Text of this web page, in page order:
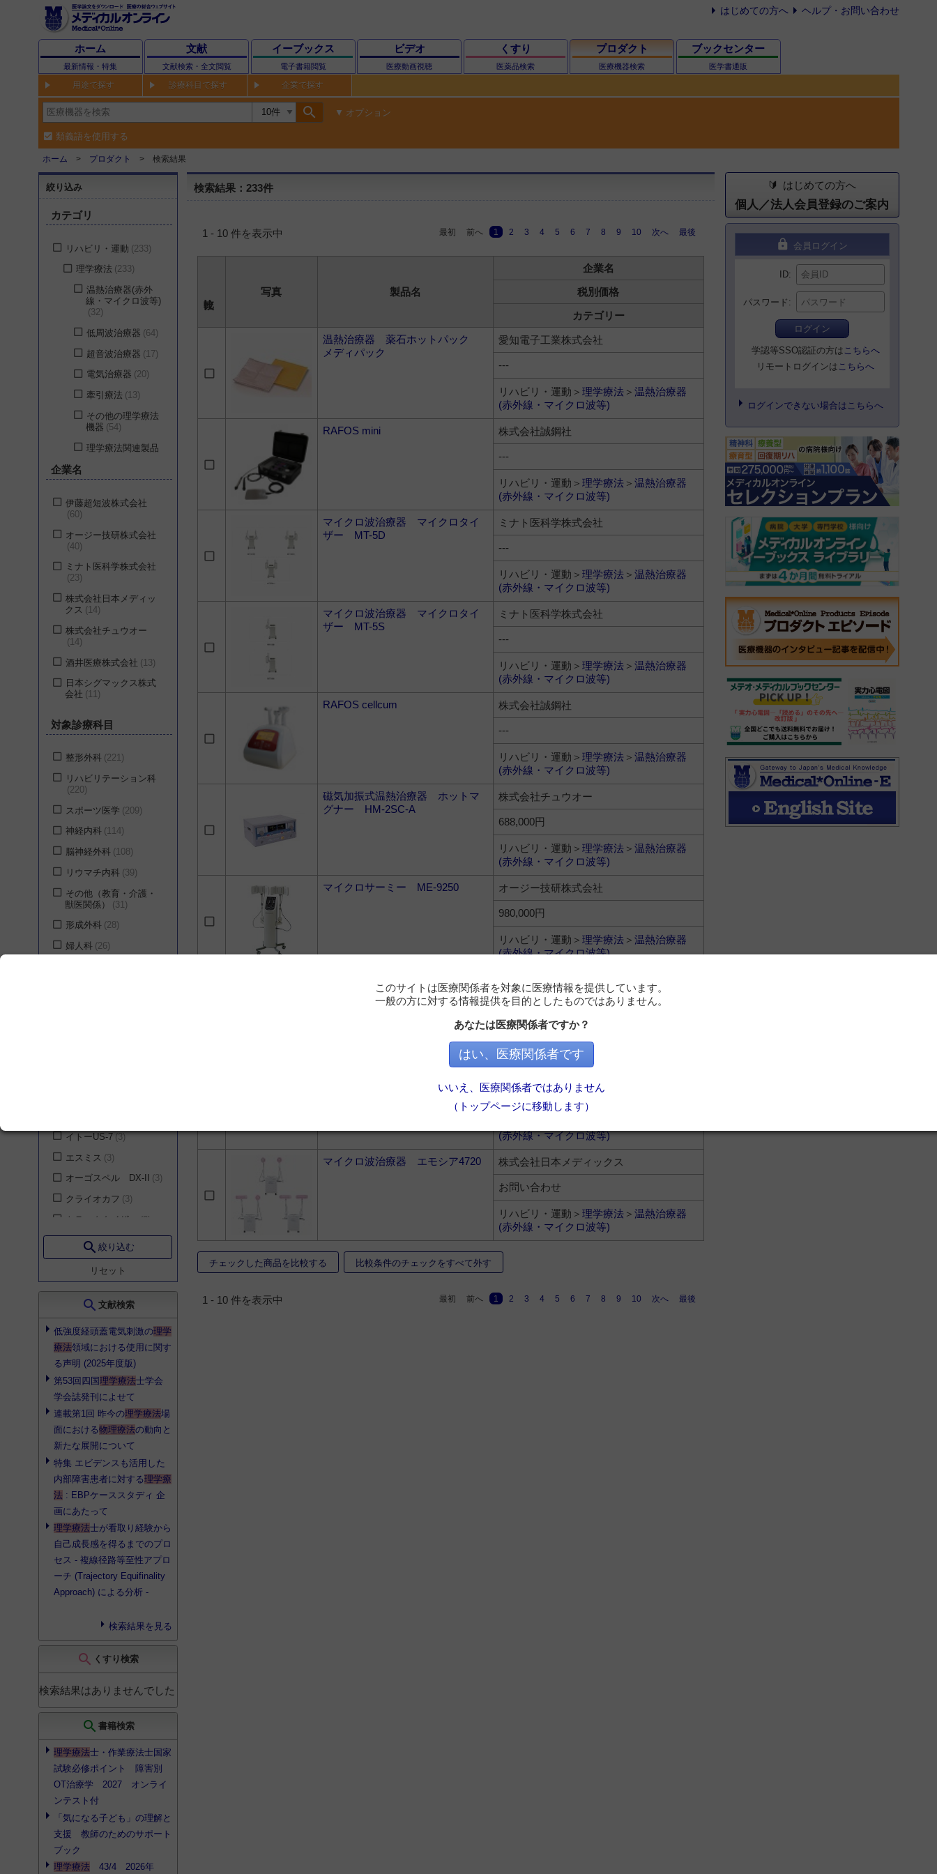
はじめての方へ ヘルプ・お問い合わせ
ホーム
最新情報・特集
文献
文献検索・全文閲覧
イーブックス
電子書籍閲覧
ビデオ
医療動画視聴
くすり
医薬品検索
プロダクト
医療機器検索
ブックセンター
医学書通販
用途で探す 診療科目で探す 企業で探す
search オプション
類義語を使用する
ホーム プロダクト 検索結果
絞り込み
カテゴリ
リハビリ・運動 233
理学療法 233
温熱治療器(赤外
線・マイクロ波等)
32
低周波治療器 64
超音波治療器 17
電気治療器 20
牽引療法 13
その他の理学療法
機器 54
理学療法関連製品
企業名
伊藤超短波株式会社
60
オージー技研株式会社
40
ミナト医科学株式会社
23
株式会社日本メディッ
クス
14
株式会社チュウオー
14
酒井医療株式会社 13
日本シグマックス株式
会社 11
究所 11
11
CYBERDYNE株式会社
5
旭化成ゾールメディカ
4
インデックス有限会社
3
株式会社誠鋼社
株式会社ホーマーイオ
株式会社トラスト化学
トロニック株式会社 1
ウェルコム株式会社
1
株式会社エスケーエレ
クトロニクス
株式会社
株式会社富士メディカ
ルサービス 1
キュテラ株式会社 1
オオサキメディカル株
式会社
1
対象診療科目
整形外科 221
リハビリテーション科
220
スポーツ医学 209
神経内科 114
脳神経外科 108
リウマチ内科 39
その他（教育・介護・
獣医関係）
31
形成外科 28
婦人科 26
呼吸器内科
19
泌尿器科 19
消化器内科
15
腎臓・内分泌・代謝内
科
15
血液内科 15
小児科 15
精神・神経科 15
皮膚科 14
乳腺・内分泌外科 12
漢方医学
心臓血管外科 7
耳鼻咽喉科 7
歯科・口腔外科
消化器外科 6
呼吸器外科 5
小児外科 5
気管食道科
麻酔科
5
心療内科 4
眼科 4
イトーUS-7 3
エスミス
3
オーゴスペル DX-II
3
クライオカフ 3
トラックタイザー
3
ホットマグナー
AT-mini Personal 2
Cat-belly 2
MASTERPULS 2
アイビス 2
イトーUS-
101L/103S 2
ウィモトン
2
エスカレスト 2
エモシア 2
オルソトラック
2
オージオトロン 2
カイネタイザー
2
ジェントルスティム
セダンテ 2
ハイドロタイザー 2
ハイドロパッカー
バイサタイザー 2
フィジアス 2
フィジオパックウォー
ペイントップラー
ホットバイオ
マイクロウェルダー 2
マイクロサーミー
マイクロタイザー 2
モバイルバイオ
ラセディア
2
低周波治療器 AT 2
search 絞り込む
リセット
search 文献検索
低強度経頭蓋電気刺激の理学
療法領域における使用に関す
る声明 (2025年度版)
第53回四国理学療法士学会
学会誌発刊によせて
連載第1回 昨今の理学療法場
面における物理療法の動向と
新たな展開について
特集 エビデンスも活用した
内部障害患者に対する理学療
法 : EBPケーススタディ 企
画にあたって
理学療法士が看取り経験から
自己成長感を得るまでのプロ
セス - 複線径路等至性アプロ
ーチ (Trajectory Equifinality
Approach) による分析 -
検索結果を見る
search くすり検索
検索結果はありませんでした
search 書籍検索
理学療法士・作業療法士国家
試験必修ポイント 障害別
OT治療学 2027 オンライ
ンテスト付
「気になる子ども」の理解と
支援 教師のためのサポート
ブック
理学療法 43/4 2026年
検索結果：233件
1 - 10 件を表示中 最初 前へ 1 2 3 4 5 6 7 8 9 10 次へ 最後
写真 製品名
企業名
税別価格
カテゴリー
温熱治療器 薬石ホットパック
メディパック
愛知電子工業株式会社
---
リハビリ・運動＞ 理学療法 ＞ 温熱治療器
(赤外線・マイクロ波等)
RAFOS mini 株式会社誠鋼社
---
リハビリ・運動＞ 理学療法 ＞ 温熱治療器
(赤外線・マイクロ波等)
マイクロ波治療器 マイクロタイ
ザー MT-5D
ミナト医科学株式会社
---
リハビリ・運動＞ 理学療法 ＞ 温熱治療器
(赤外線・マイクロ波等)
マイクロ波治療器 マイクロタイ
ザー MT-5S
ミナト医科学株式会社
---
リハビリ・運動＞ 理学療法 ＞ 温熱治療器
(赤外線・マイクロ波等)
RAFOS cellcum 株式会社誠鋼社
---
リハビリ・運動＞ 理学療法 ＞ 温熱治療器
(赤外線・マイクロ波等)
磁気加振式温熱治療器 ホットマ
グナー HM-2SC-A
株式会社チュウオー
688,000円
リハビリ・運動＞ 理学療法 ＞ 温熱治療器
(赤外線・マイクロ波等)
マイクロサーミー ME-9250 オージー技研株式会社
980,000円
リハビリ・運動＞ 理学療法 ＞ 温熱治療器
(赤外線・マイクロ波等)
グナー HM-101
358,000円
リハビリ・運動＞ 理学療法
(赤外線・マイクロ波等)
磁気加振式温熱治療器 ホットマ
株式会社チュウオー
996,000円
(赤外線・マイクロ波等)
マイクロ波治療器 エモシア4720 株式会社日本メディックス
お問い合わせ
リハビリ・運動＞ 理学療法 ＞ 温熱治療器
(赤外線・マイクロ波等)
チェックした商品を比較する 比較条件のチェックをすべて外す
1 - 10 件を表示中 最初 前へ 1 2 3 4 5 6 7 8 9 10 次へ 最後
はじめての方へ
個人／法人会員登録のご案内
lock 会員ログイン
ID
パスワード
ログイン
学認等SSO認証の方は こちらへ
リモートログインは こちらへ
ログインできない場合はこちらへ
このサイトは医療関係者を対象に医療情報を提供しています。
一般の方に対する情報提供を目的としたものではありません。
あなたは医療関係者ですか？
はい、医療関係者です
いいえ、医療関係者ではありません
（トップページに移動します）